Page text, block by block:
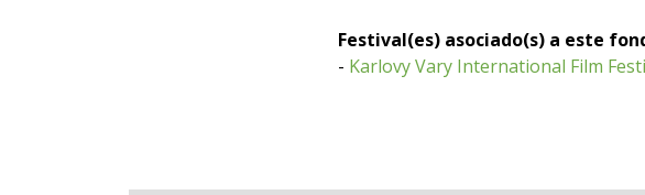
Festival(es) asociado(s) a este
- Karlovy Vary International Film